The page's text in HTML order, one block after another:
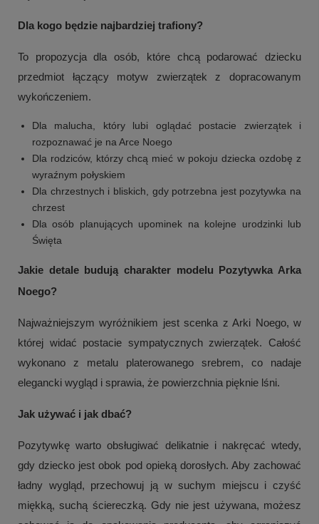
Dla kogo będzie najbardziej trafiony?
To propozycja dla osób, które chcą podarować dziecku
przedmiot łączący motyw zwierzątek z dopracowanym
wykończeniem.
Dla malucha, który lubi oglądać postacie zwierzątek i
rozpoznawać je na Arce Noego
Dla rodziców, którzy chcą mieć w pokoju dziecka ozdobę z
wyraźnym połyskiem
Dla chrzestnych i bliskich, gdy potrzebna jest pozytywka na
chrzest
Dla osób planujących upominek na kolejne urodzinki lub
Święta
Jakie detale budują charakter modelu Pozytywka Arka
Noego?
Najważniejszym wyróżnikiem jest scenka z Arki Noego, w
której widać postacie sympatycznych zwierzątek. Całość
wykonano z metalu platerowanego srebrem, co nadaje
elegancki wygląd i sprawia, że powierzchnia pięknie lśni.
Jak używać i jak dbać?
Pozytywkę warto obsługiwać delikatnie i nakręcać wtedy,
gdy dziecko jest obok pod opieką dorosłych. Aby zachować
ładny wygląd, przechowuj ją w suchym miejscu i czyść
miękką, suchą ściereczką. Gdy nie jest używana, możesz